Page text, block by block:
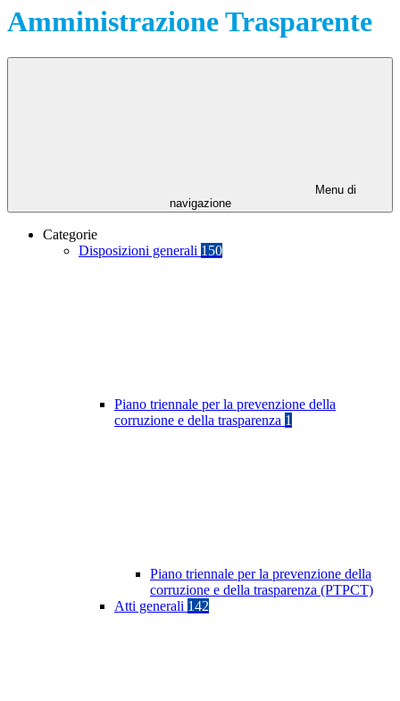
Amministrazione Trasparente
Menu di
navigazione
Categorie
Disposizioni generali 150
Piano triennale per la prevenzione della
corruzione e della trasparenza 1
Piano triennale per la prevenzione della
corruzione e della trasparenza (PTPCT)
Atti generali 142